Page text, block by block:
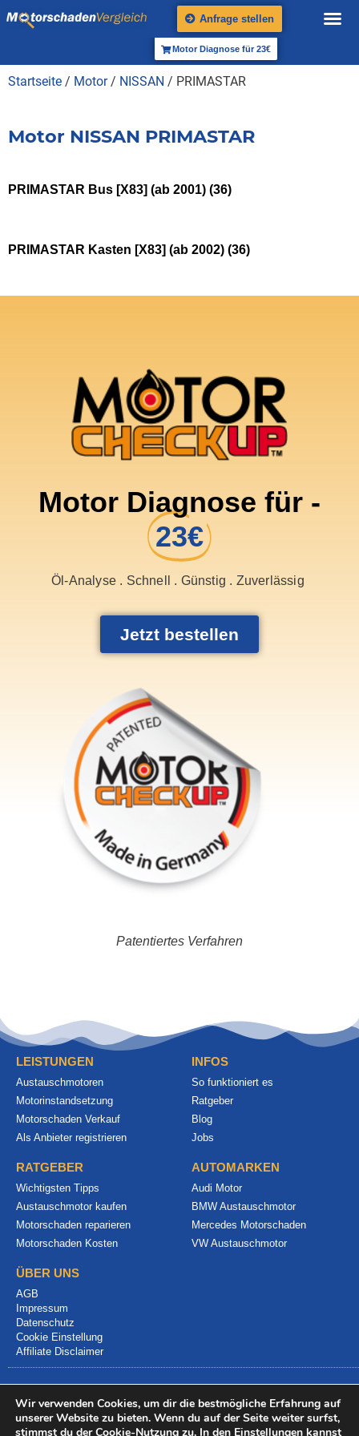
Anfrage stellen
Motor Diagnose für 23€
Startseite / Motor/ NISSAN / PRIMASTAR
Motor NISSAN PRIMASTAR
PRIMASTAR Bus [X83] (ab 2001) (36)
PRIMASTAR Kasten [X83] (ab 2002) (36)
Motor Diagnose für -
23€
Öl-Analyse . Schnell . Günstig . Zuverlässig
Jetzt bestellen
Patentiertes Verfahren
LEISTUNGEN
Austauschmotoren
Motorinstandsetzung
Motorschaden Verkauf
Als Anbieter registrieren
INFOS
So funktioniert es
Ratgeber
Blog
Jobs
RATGEBER
Wichtigsten Tipps
Austauschmotor kaufen
Motorschaden reparieren
Motorschaden Kosten
AUTOMARKEN
Audi Motor
BMW Austauschmotor
Mercedes Motorschaden
VW Austauschmotor
ÜBER UNS
AGB
Impressum
Datenschutz
Cookie Einstellung
Affiliate Disclaimer
Wir verwenden Cookies, um dir die bestmögliche Erfahrung auf
unserer Website zu bieten. Wenn du auf der Seite weiter surfst,
stimmst du der Cookie-Nutzung zu. In den Einstellungen kannst